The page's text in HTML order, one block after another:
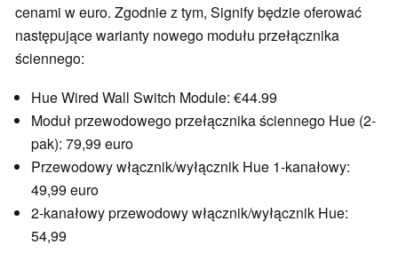
cenami w euro. Zgodnie z tym, Signify będzie oferować
następujące warianty nowego modułu przełącznika
ściennego:
Hue Wired Wall Switch Module: €44.99
Moduł przewodowego przełącznika ściennego Hue (2-
pak): 79,99 euro
Przewodowy włącznik/wyłącznik Hue 1-kanałowy:
49,99 euro
2-kanałowy przewodowy włącznik/wyłącznik Hue:
54,99